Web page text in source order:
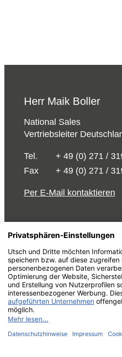
Herr Maik Boller
National Sales
Vertriebsleiter
Tel.
+ 49 (0) 271 /
Fax
+ 49 (0) 271 /
Per E-Mail kontaktieren
© 2026
AGB und Einkaufsbedingungen
Act
Impressum
Cookie-Einstellungen bearbeiten